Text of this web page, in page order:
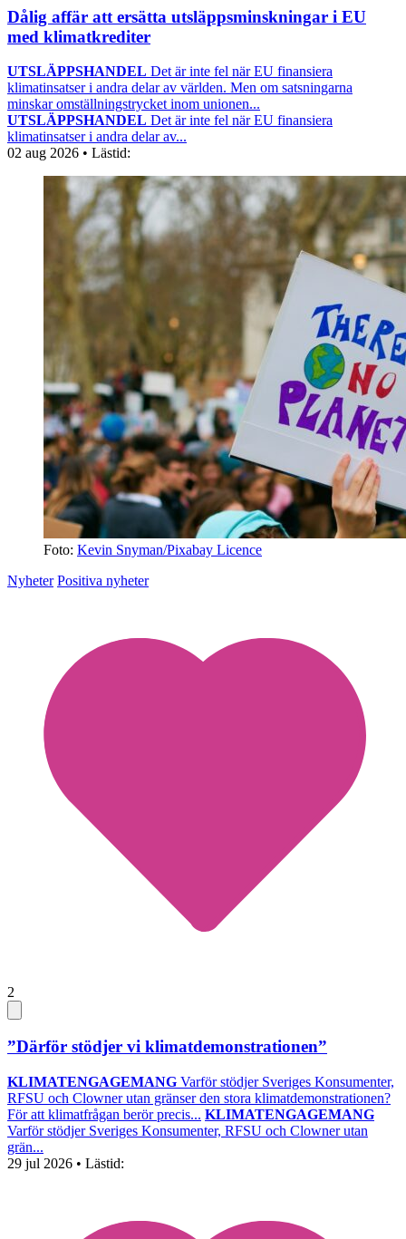
Dålig affär att ersätta utsläppsminskningar i EU
med klimatkrediter
UTSLÄPPSHANDEL Det är inte fel när EU finansiera
klimatinsatser i andra delar av världen. Men om satsningarna
minskar omställningstrycket inom unionen...
UTSLÄPPSHANDEL Det är inte fel när EU finansiera
klimatinsatser i andra delar av...
02 aug 2026 • Lästid:
Foto: Kevin Snyman/Pixabay Licence
Nyheter Positiva nyheter
2
”Därför stödjer vi klimatdemonstrationen”
KLIMATENGAGEMANG Varför stödjer Sveriges Konsumenter,
RFSU och Clowner utan gränser den stora klimatdemonstrationen?
För att klimatfrågan berör precis... KLIMATENGAGEMANG
Varför stödjer Sveriges Konsumenter, RFSU och Clowner utan
grän...
29 jul 2026 • Lästid: